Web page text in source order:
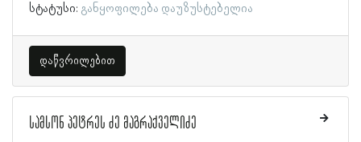
სტატუსი: განყოფილება დაუზუსტებელია
დაწვრილებით
სამსონ პეტრეს ძე მაგრაქველიძე